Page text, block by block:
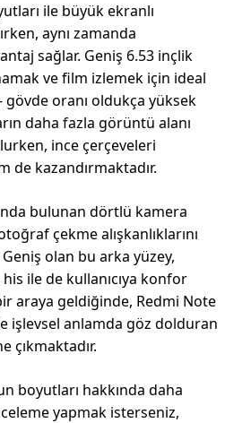
ile büyük ekranlı
aynı zamanda
sağlar. Geniş 6.53 inçlik
ve film izlemek için ideal
oranı oldukça yüksek
daha fazla görüntü alanı
ince çerçeveleri
de kazandırmaktadır.
bulunan dörtlü kamera
çekme alışkanlıklarını
olan bu arka yüzey,
ile de kullanıcıya konfor
araya geldiğinde, Redmi Note
işlevsel anlamda göz dolduran
çıkmaktadır.
boyutları hakkında daha
yapmak isterseniz,